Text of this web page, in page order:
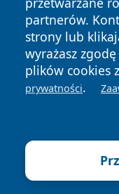
partnerów.
strony lub
wyrażasz
plików cookies
prywatności.
News Autorzy